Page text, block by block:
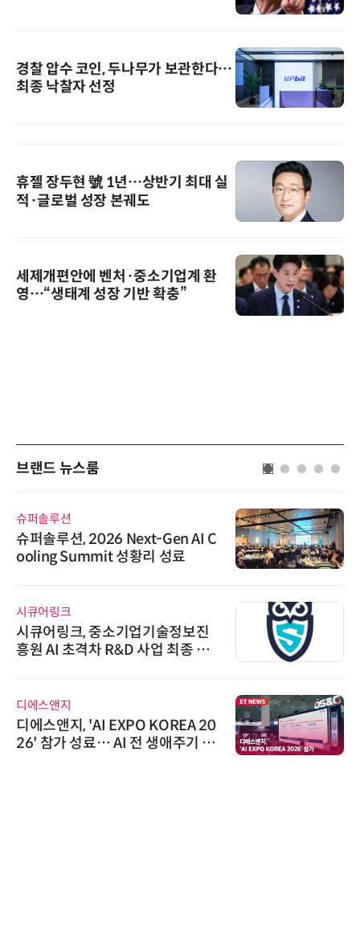
경찰 압수 코인, 두나무가 보관한다…
최종 낙찰자 선정
휴젤 장두현 號 1년…상반기 최대 실
적·글로벌 성장 본궤도
세제개편안에 벤처·중소기업계 환
영…“생태계 성장 기반 확충”
브랜드 뉴스룸
슈퍼솔루션
슈퍼솔루션, 2026 Next-Gen AI C
ooling Summit 성황리 성료
시큐어링크
시큐어링크, 중소기업기술정보진
흥원 AI 초격차 R&D 사업 최종 선
디에스앤지
디에스앤지, 'AI EXPO KOREA 20
26' 참가 성료… AI 전 생애주기 아